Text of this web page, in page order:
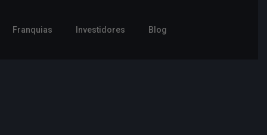
Franquias Investidores Blog